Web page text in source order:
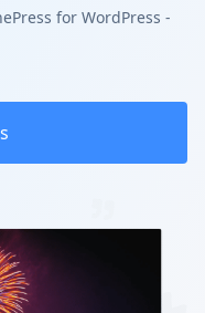
for WordPress -